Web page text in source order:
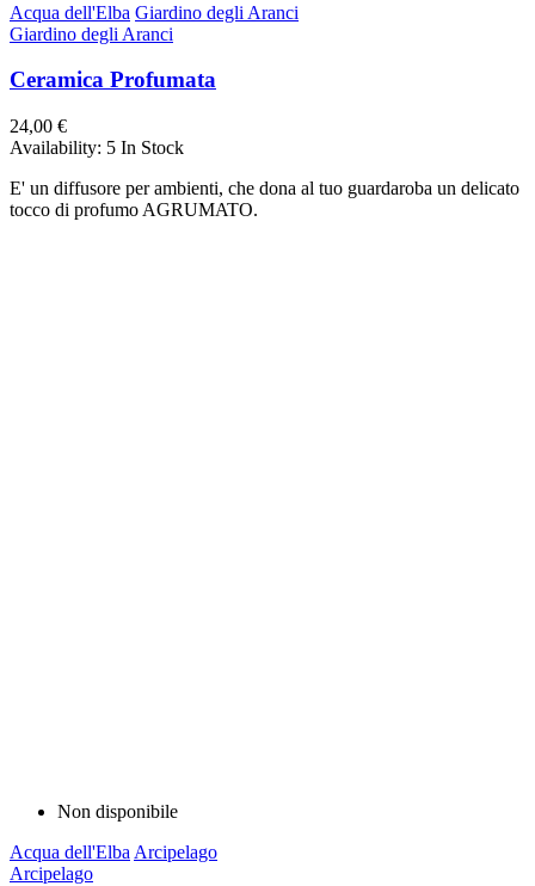
Acqua dell'Elba Giardino degli Aranci
Giardino degli Aranci
Ceramica Profumata
24,00 €
Availability: 5 In Stock
E' un diffusore per ambienti, che dona al tuo guardaroba un delicato
tocco di profumo AGRUMATO.
Non disponibile
Acqua dell'Elba Arcipelago
Arcipelago